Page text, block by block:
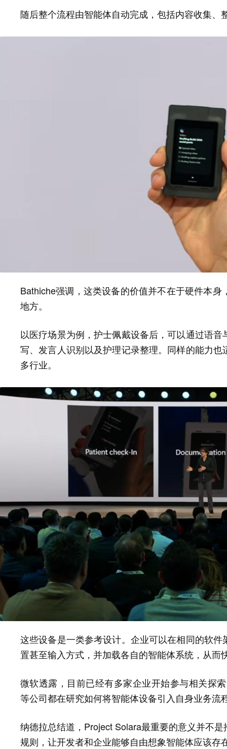
随后整个流程由智能体自动完成，包括内容收集、
Bathiche强调，这类设备的价值并不在于硬件本
地方。
以医疗场景为例，护士佩戴设备后，可以通过语
写、发言人识别以及护理记录整理。同样的能力
多行业。
这些设备是一类参考设计。企业可以在相同的软
置甚至输入方式，并加载各自的智能体系统，从而
微软透露，目前已经有多家企业开始参与相关探
等公司都在研究如何将智能体设备引入自身业务流
纳德拉总结道，Project Solara最重要的意义并不
规则，让开发者和企业能够自由想象智能体应该